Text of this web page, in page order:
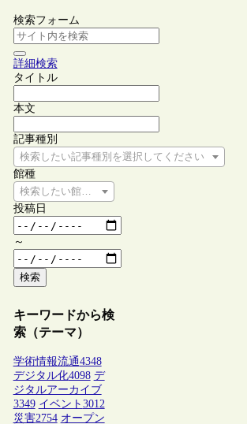
検索フォーム
詳細検索
タイトル
本文
記事種別
検索したい記事種別を選択してください
館種
検索したい館種を選択してください
投稿日
～
検索
キーワードから検
索（テーマ）
学術情報流通4348
デジタル化4098 デ
ジタルアーカイブ
3349 イベント 3012
災害2754 オープン